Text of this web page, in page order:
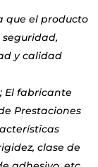
que el producto
y calidad
El fabricante
Prestaciones
clase de